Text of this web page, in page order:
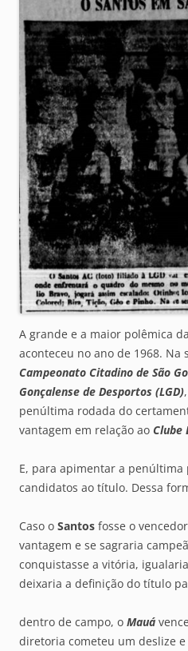
A grande e a maior polêmica
aconteceu no ano de 1968. Na
Campeonato Citadino de São
Gonçalense de Desportos (LGD)
penúltima rodada do
vantagem em relação ao Clube
E, para apimentar a
candidatos ao título. Dessa
Caso o Santos fosse o
vantagem e se sagraria
conquistasse a vitória,
deixaria a definição do título
dentro de campo, o Mauá
diretoria cometeu um deslize